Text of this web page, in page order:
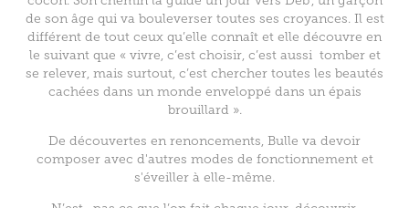
de son âge qui va bouleverser toutes ses croyances. Il est
différent de tout ceux qu’elle connaît et elle découvre en
le suivant que « vivre, c’est choisir, c’est aussi tomber et
se relever, mais surtout, c’est chercher toutes les beautés
cachées dans un monde enveloppé dans un épais
brouillard ».
De découvertes en renoncements, Bulle va devoir
composer avec d'autres modes de fonctionnement et
s'éveiller à elle-même.